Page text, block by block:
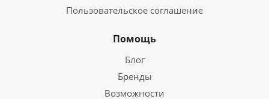
Пользовательское соглашение
Помощь
Блог
Бренды
Возможности